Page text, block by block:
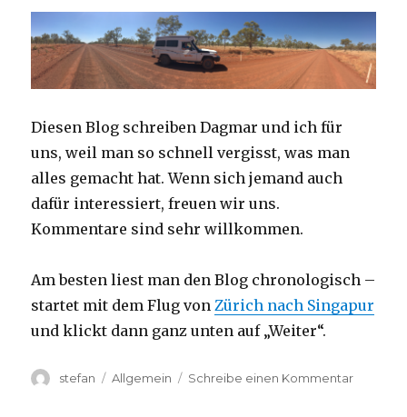
Diesen Blog schreiben Dagmar und ich für
uns, weil man so schnell vergisst, was man
alles gemacht hat. Wenn sich jemand auch
dafür interessiert, freuen wir uns.
Kommentare sind sehr willkommen.
Am besten liest man den Blog chronologisch –
startet mit dem Flug vonZürich nach Singapur
und klickt dann ganz unten auf „Weiter“.
Autor
stefan Kategorien
Allgemein Schreibe einen Kommentarzu